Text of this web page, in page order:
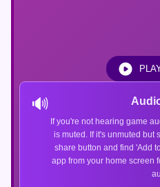
🔊
If you're not hearing game
is muted. If it's unmuted but
share button and find 'Add
app from your home screen